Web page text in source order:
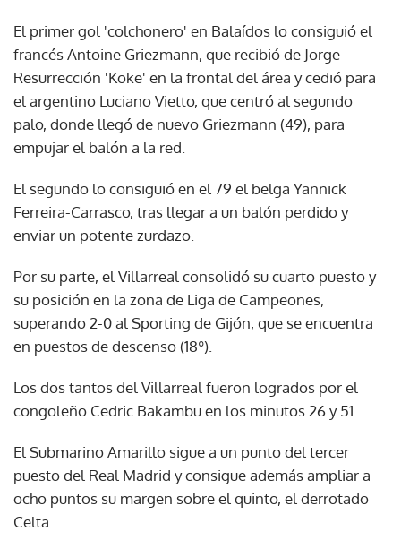
El primer gol 'colchonero' en Balaídos lo consiguió el
francés Antoine Griezmann, que recibió de Jorge
Resurrección 'Koke' en la frontal del área y cedió para
el argentino Luciano Vietto, que centró al segundo
palo, donde llegó de nuevo Griezmann (49), para
empujar el balón a la red.
El segundo lo consiguió en el 79 el belga Yannick
Ferreira-Carrasco, tras llegar a un balón perdido y
enviar un potente zurdazo.
Por su parte, el Villarreal consolidó su cuarto puesto y
su posición en la zona de Liga de Campeones,
superando 2-0 al Sporting de Gijón, que se encuentra
en puestos de descenso (18º).
Los dos tantos del Villarreal fueron logrados por el
congoleño Cedric Bakambu en los minutos 26 y 51.
El Submarino Amarillo sigue a un punto del tercer
puesto del Real Madrid y consigue además ampliar a
ocho puntos su margen sobre el quinto, el derrotado
Celta.